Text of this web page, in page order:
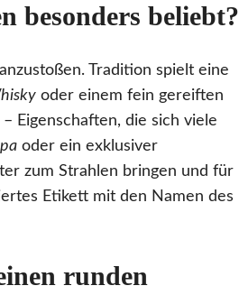
besonders beliebt?
Tradition spielt eine
oder einem fein gereiften
Eigenschaften, die sich viele
oder ein exklusiver
zum Strahlen bringen und für
Etikett mit den Namen des
runden